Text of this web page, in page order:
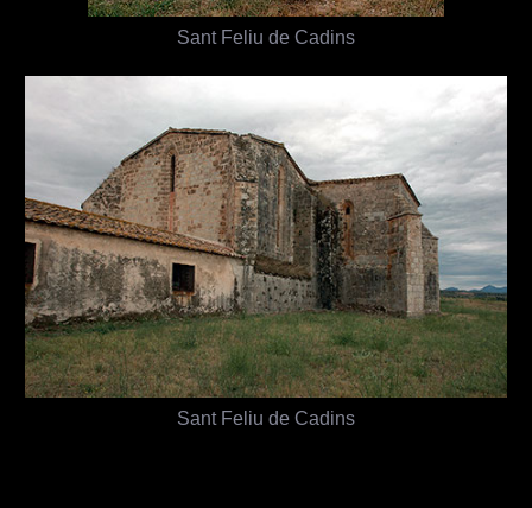
Sant Feliu de Cadins
Sant Feliu de Cadins